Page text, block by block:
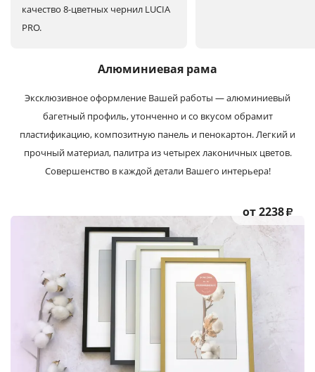
качество 8-цветных чернил LUCIA
PRO.
Алюминиевая рама
Эксклюзивное оформление Вашей работы — алюминиевый
багетный профиль, утонченно и со вкусом обрамит
пластификацию, композитную панель и пенокартон. Легкий и
прочный материал, палитра из четырех лаконичных цветов.
Совершенство в каждой детали Вашего интерьера!
от 2238₽